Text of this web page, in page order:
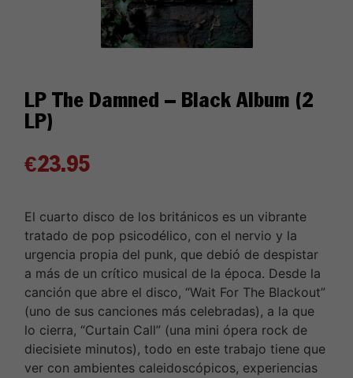
LP The Damned – Black Album (2
LP)
€23.95
El cuarto disco de los británicos es un vibrante
tratado de pop psicodélico, con el nervio y la
urgencia propia del punk, que debió de despistar
a más de un crítico musical de la época. Desde la
canción que abre el disco, “Wait For The Blackout”
(uno de sus canciones más celebradas), a la que
lo cierra, “Curtain Call” (una mini ópera rock de
diecisiete minutos), todo en este trabajo tiene que
ver con ambientes caleidoscópicos, experiencias